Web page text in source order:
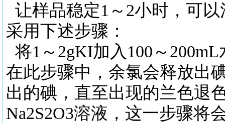
让样品稳定1～2小时，可
采用下述步骤：
将1～2gKI加入100～
在此步骤中，余氯会释放出
出的碘，直至出现的兰色退
Na2S2O3溶液，这一步骤将